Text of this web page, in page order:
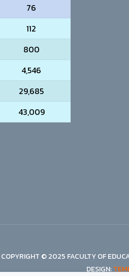
76
112
800
4,546
29,685
43,009
COPYRIGHT © 2025 FACULTY OF
DESIGN: